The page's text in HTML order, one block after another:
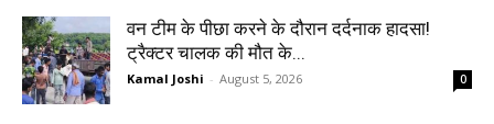
वन टीम के पीछा करने के दौरान दर्दनाक हादसा!
ट्रैक्टर चालक की मौत के...
Kamal Joshi - August 5, 2026 0